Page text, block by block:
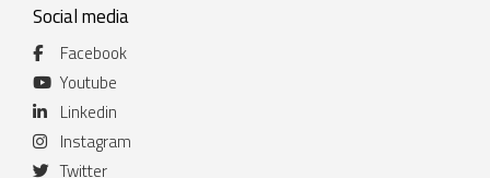
Social media
Facebook
Youtube
Linkedin
Instagram
Twitter